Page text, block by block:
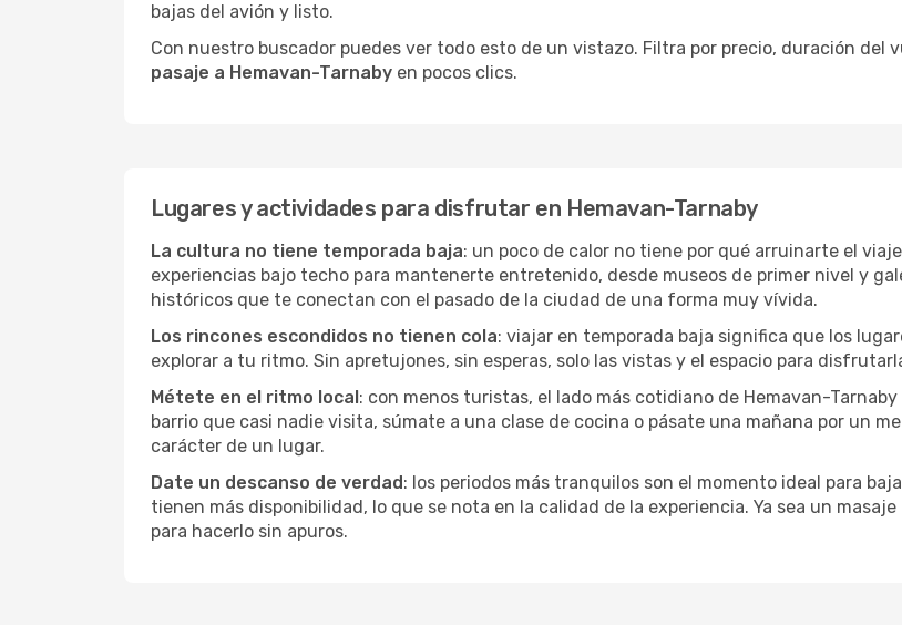
bajas del avión y listo.
Con nuestro buscador puedes ver todo esto de un vistazo. Filtra por precio, duración del
pasaje a Hemavan-Tarnaby en pocos clics.
Lugares y actividades para disfrutar en Hemavan-Tarnaby
La cultura no tiene temporada baja: un poco de calor no tiene por qué arruinarte el
experiencias bajo techo para mantenerte entretenido, desde museos de primer nivel y
históricos que te conectan con el pasado de la ciudad de una forma muy vívida.
Los rincones escondidos no tienen cola: viajar en temporada baja significa que los
explorar a tu ritmo. Sin apretujones, sin esperas, solo las vistas y el espacio para
Métete en el ritmo local: con menos turistas, el lado más cotidiano de Hemavan-
barrio que casi nadie visita, súmate a una clase de cocina o pásate una mañana por un
carácter de un lugar.
Date un descanso de verdad: los periodos más tranquilos son el momento ideal para
tienen más disponibilidad, lo que se nota en la calidad de la experiencia. Ya sea un
para hacerlo sin apuros.